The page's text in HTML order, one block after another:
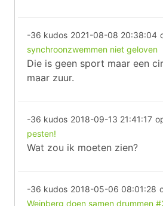
-36 kudos 2021-08-08 20:38:04
synchroonzwemmen niet geloven
Die is geen sport maar een
maar zuur.
-36 kudos 2018-09-13 21:41:17
pesten!
Wat zou ik moeten zien?
-36 kudos 2018-05-06 08:01:28
Weinberg doen samen drummen